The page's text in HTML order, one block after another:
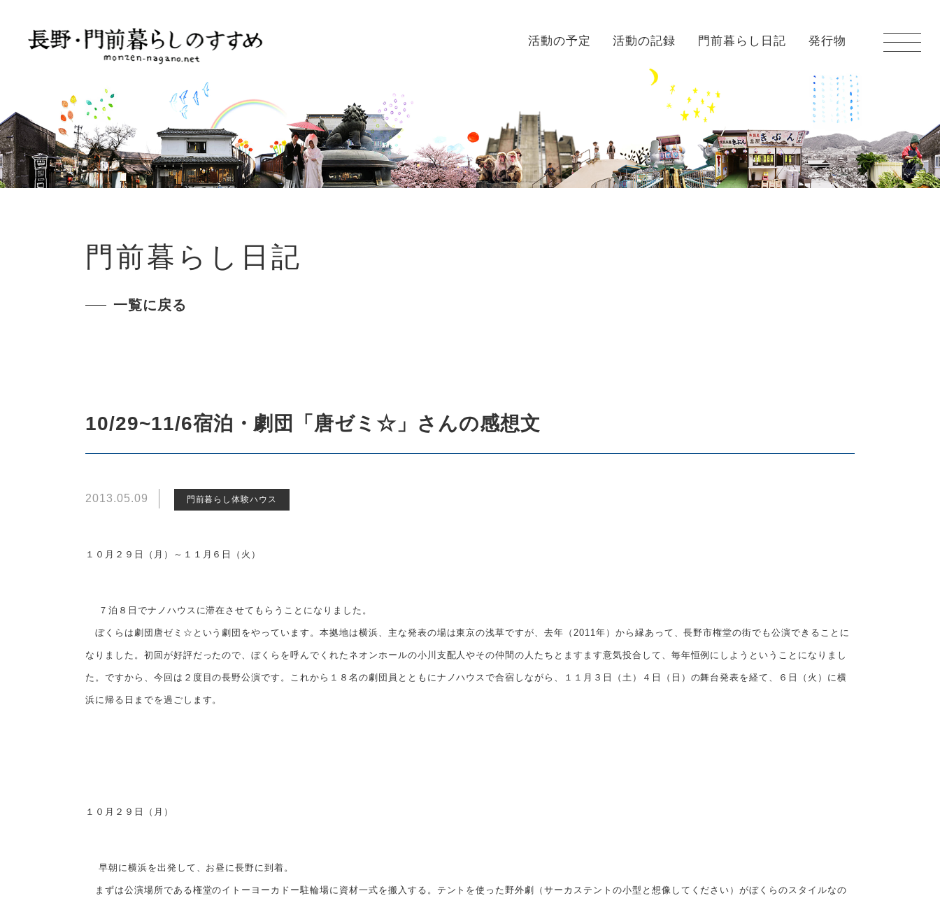
活動の予定 活動の記録 門前暮らし日記 発行物
門前暮らし日記
一覧に戻る
10/29~11/6宿泊・劇団「唐ゼミ☆」さんの感想文
2013.05.09 門前暮らし体験ハウス
１０月２９日（月）～１１月６日（火）
７泊８日でナノハウスに滞在させてもらうことになりました。
ぼくらは劇団唐ゼミ☆という劇団をやっています。本拠地は横浜、主な発表の場は東京の浅草ですが、去年（2011年）から縁あって、長野市権堂の街でも公演できることに
なりました。初回が好評だったので、ぼくらを呼んでくれたネオンホールの小川支配人やその仲間の人たちとますます意気投合して、毎年恒例にしようということになりまし
た。ですから、今回は２度目の長野公演です。これから１８名の劇団員とともにナノハウスで合宿しながら、１１月３日（土）４日（日）の舞台発表を経て、６日（火）に横
浜に帰る日までを過ごします。
１０月２９日（月）
早朝に横浜を出発して、お昼に長野に到着。
まずは公演場所である権堂のイトーヨーカドー駐輪場に資材一式を搬入する。テントを使った野外劇（サーカステントの小型と想像してください）がぼくらのスタイルなの